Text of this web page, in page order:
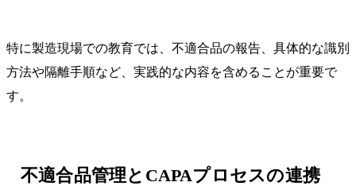
特に製造現場での教育では、不適合品の報告、具体的な識別
方法や隔離手順など、実践的な内容を含めることが重要で
す。
不適合品管理とCAPAプロセスの連携